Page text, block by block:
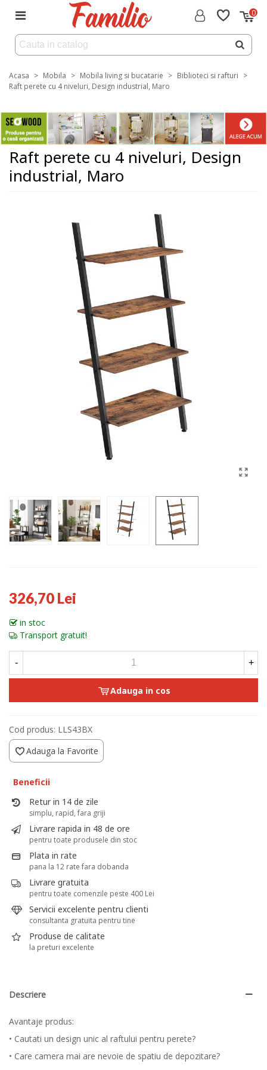
0
Acasa > Mobila > Mobila living si bucatarie > Biblioteci si rafturi >
Raft perete cu 4 niveluri, Design industrial, Maro
Raft perete cu 4 niveluri, Design
industrial, Maro
326,70 Lei
in stoc
Transport gratuit!
- +
Adauga in cos
Cod produs: LLS43BX
Adauga la Favorite
Beneficii
Retur in 14 de zile
simplu, rapid, fara griji
Livrare rapida in 48 de ore
pentru toate produsele din stoc
Plata in rate
pana la 12 rate fara dobanda
Livrare gratuita
pentru toate comenzile peste 400 Lei
Servicii excelente pentru clienti
consultanta gratuita pentru tine
Produse de calitate
la preturi excelente
Descriere
Avantaje produs:
• Cautati un design unic al raftului pentru perete?
• Care camera mai are nevoie de spatiu de depozitare?